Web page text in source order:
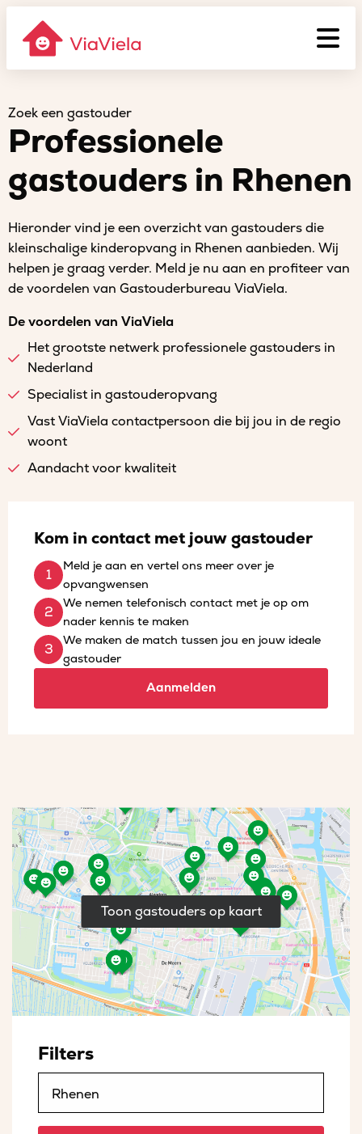
Zoek een gastouder
Professionele
gastouders in Rhenen
Hieronder vind je een overzicht van gastouders die
kleinschalige kinderopvang in Rhenen aanbieden. Wij
helpen je graag verder. Meld je nu aan en profiteer van
de voordelen van Gastouderbureau ViaViela.
De voordelen van ViaViela
Het grootste netwerk professionele gastouders in
Nederland
Specialist in gastouderopvang
Vast ViaViela contactpersoon die bij jou in de regio
woont
Aandacht voor kwaliteit
Kom in contact met jouw gastouder
Meld je aan en vertel ons meer over je
opvangwensen
We nemen telefonisch contact met je op om
nader kennis te maken
We maken de match tussen jou en jouw ideale
gastouder
Aanmelden
Toon gastouders op kaart
Filters